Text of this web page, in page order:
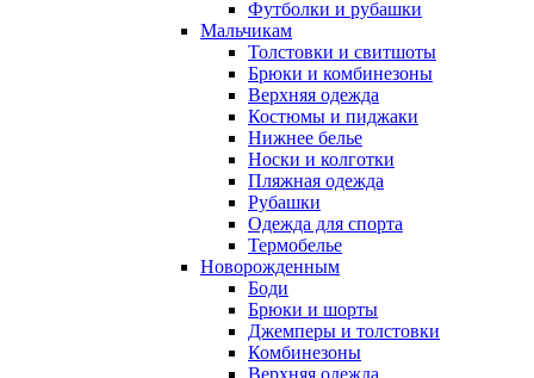
Футболки и рубашки
Мальчикам
Толстовки и свитшоты
Брюки и комбинезоны
Верхняя одежда
Костюмы и пиджаки
Нижнее белье
Носки и колготки
Пляжная одежда
Рубашки
Одежда для спорта
Термобелье
Новорожденным
Боди
Брюки и шорты
Джемперы и толстовки
Комбинезоны
Верхняя одежда